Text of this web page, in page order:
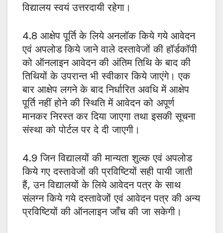
विद्यालय स्वयं उत्तरदायी रहेगा।
4.8 आक्षेप पूर्ति के लिये अनलॉक किये गये आवेदन
एवं अपलोड किये जाने वाले दस्तावेजों की हॉर्डकॉपी
को ऑनलाइन आवेदन की अंतिम तिथि के बाद की
तिथियों के उपरान्त भी स्वीकार किये जाएंगे। एक
बार आक्षेप लगने के बाद निर्धारित अवधि में आक्षेप
पूर्ति नहीं होने की स्थिति में आवेदन को अपूर्ण
मानकर निरस्त कर दिया जाएगा तथा इसकी सूचना
संस्था को पोर्टल पर दे दी जाएगी।
4.9 जिन विद्यालयों की मान्यता शुल्क एवं अपलोड
किये गए दस्तावेजों की प्रविष्टियों सही पायी जाती
हैं, उन विद्यालयों के लिये आवेदन पत्र के साथ
संलग्न किये गये दस्तावेजों एवं आवेदन पत्र की अन्य
प्रविष्टियों की ऑनलाइन जाँच की जा सकेगी।